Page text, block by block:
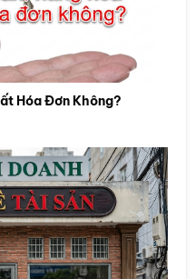
Hóa Đơn Không?